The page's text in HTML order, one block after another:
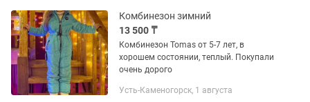
Комбинезон зимний
13 500 ₸
Комбинезон Tomas от 5-7 лет, в
хорошем состоянии, теплый. Покупали
очень дорого
Усть-Каменогорск, 1 августа